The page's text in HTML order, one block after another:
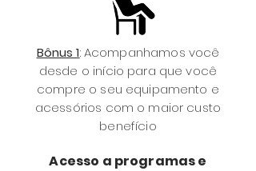
Bônus 1: Acompanhamos você
desde o início para que você
compre o seu equipamento e
acessórios com o maior custo
benefício
Acesso a programas e